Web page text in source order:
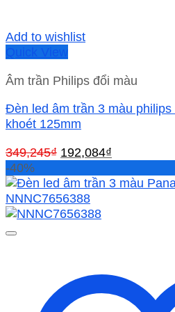
Add to wishlist
Quick View
Âm trần Philips đổi màu
Đèn led âm trần 3 màu
khoét 125mm
349,245₫ Giá
là:
349,245₫.
192,084₫
tại
-40%